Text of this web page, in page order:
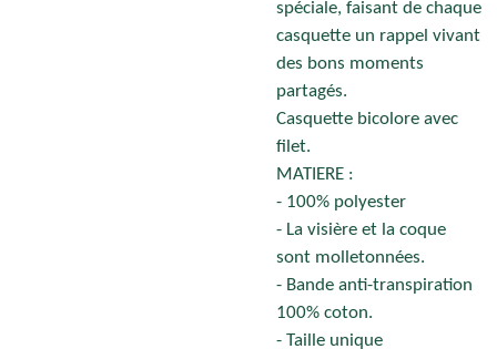
spéciale, faisant de chaque
casquette un rappel vivant
des bons moments
partagés.
Casquette bicolore avec
filet.
MATIERE :
- 100% polyester
- La visière et la coque
sont molletonnées.
- Bande anti-transpiration
100% coton.
- Taille unique